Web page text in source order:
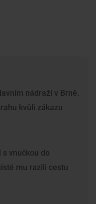
nádraží v Brně.
kvůli zákazu
s vnučkou do
mu razili cestu